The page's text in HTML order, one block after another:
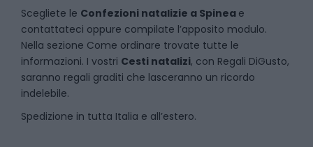
Scegliete le Confezioni natalizie a Spinea e
contattateci oppure compilate l’apposito modulo.
Nella sezione Come ordinare trovate tutte le
informazioni. I vostri Cesti natalizi, con Regali DiGusto,
saranno regali graditi che lasceranno un ricordo
indelebile.
Spedizione in tutta Italia e all’estero.